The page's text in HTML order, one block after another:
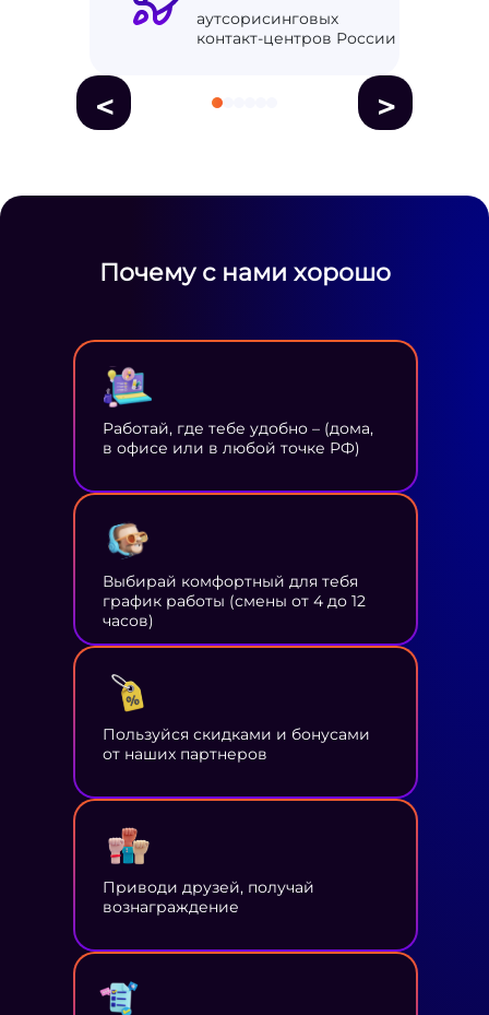
аутсорисинговых
контакт-центров России
< >
Почему с нами хорошо
Работай, где тебе удобно – (дома,
в офисе или в любой точке РФ)
Выбирай комфортный для тебя
график работы (смены от 4 до 12
часов)
Пользуйся скидками и бонусами
от наших партнеров
Приводи друзей, получай
вознаграждение